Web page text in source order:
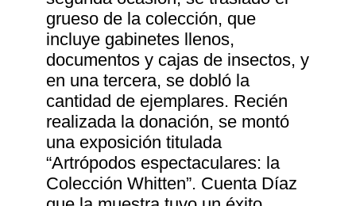
grueso de la colección, que
incluye gabinetes llenos,
documentos y cajas de insectos, y
en una tercera, se dobló la
cantidad de ejemplares. Recién
realizada la donación, se montó
una exposición titulada
“Artrópodos espectaculares: la
Colección Whitten”. Cuenta Díaz